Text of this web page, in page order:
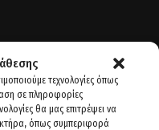
τεχνολογίες όπως
σε πληροφορίες
θα μας επιτρέψει να
όπως συμπεριφορά